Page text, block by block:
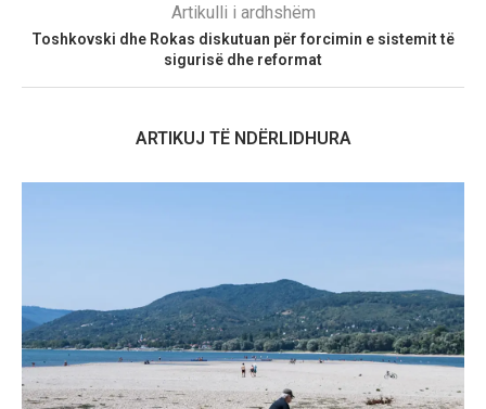
Artikulli i ardhshëm
Toshkovski dhe Rokas diskutuan për forcimin e sistemit të
sigurisë dhe reformat
ARTIKUJ TË NDËRLIDHURA